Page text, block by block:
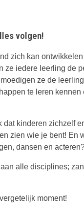
volgen!
zich kan ontwikkelen
ze iedere leerling de
ze de
te leren kennen
kinderen zichzelf
zien wie je bent! En
dansen en
alle disciplines;
moment!